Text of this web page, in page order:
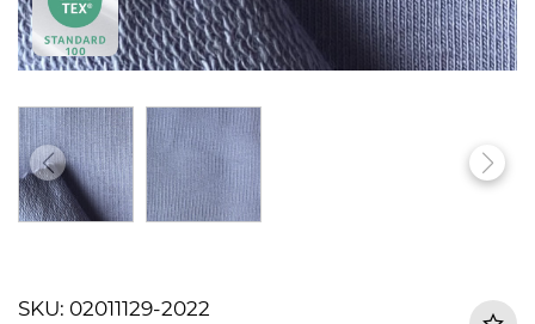
SKU: 02011129-2022